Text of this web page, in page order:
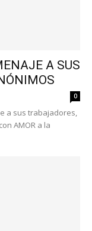
A SUS
0
a sus trabajadores,
AMOR a la